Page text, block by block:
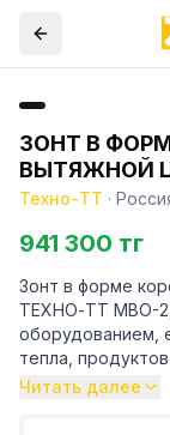
ЗОНТ В
ВЫТЯЖНОЙ
Техно-ТТ ·
941 300 тг
Зонт в форме
ТЕХНО-ТТ МВО-
оборудованием,
тепла,
воздуха, что
Читать далее